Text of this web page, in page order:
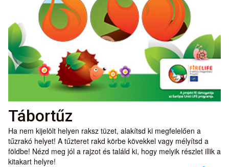
Tábortűz
Ha nem kijelölt helyen raksz tüzet, alakítsd ki megfelelően a
tűzrakó helyet! A tűzteret rakd körbe kövekkel vagy mélyítsd a
földbe! Nézd meg jól a rajzot és találd ki, hogy melyik részlet illik a
kitakart helyre!